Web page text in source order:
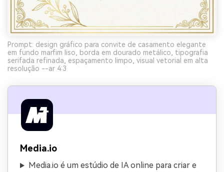
Prompt: design gráfico para convite de casamento elegante
em fundo marfim liso, borda em dourado metálico, tipografia
serifada refinada, espaçamento limpo, visual vetorial em alta
resolução --ar 4:3
Media.io
Media.io é um estúdio de IA online para criar e